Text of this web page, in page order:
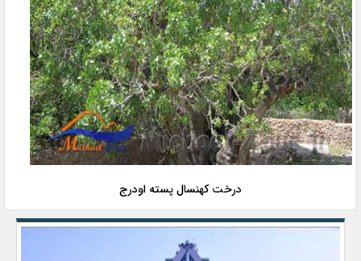
درخت کهنسال پسته اودرج